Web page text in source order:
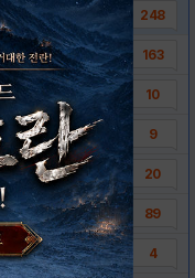
248
163
10
9
20
89
4